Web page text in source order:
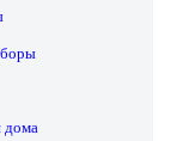
дома